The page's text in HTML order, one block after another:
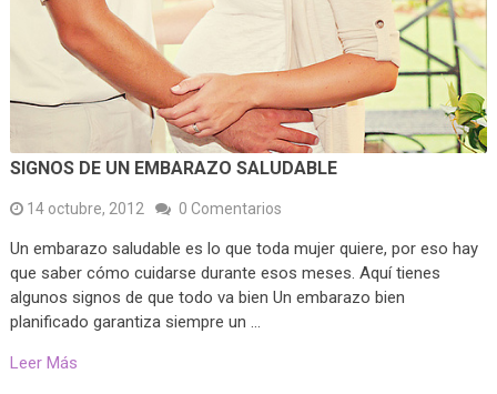
SIGNOS DE UN EMBARAZO SALUDABLE
14 octubre, 2012 0 Comentarios
Un embarazo saludable es lo que toda mujer quiere, por eso hay
que saber cómo cuidarse durante esos meses. Aquí tienes
algunos signos de que todo va bien Un embarazo bien
planificado garantiza siempre un …
Leer Más